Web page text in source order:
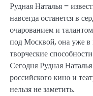
Рудная Наталья –
навсегда останется в
очарованием и
под Москвой, она уже в
творческие
Сегодня Рудная
российского кино и
нельзя не заметить.